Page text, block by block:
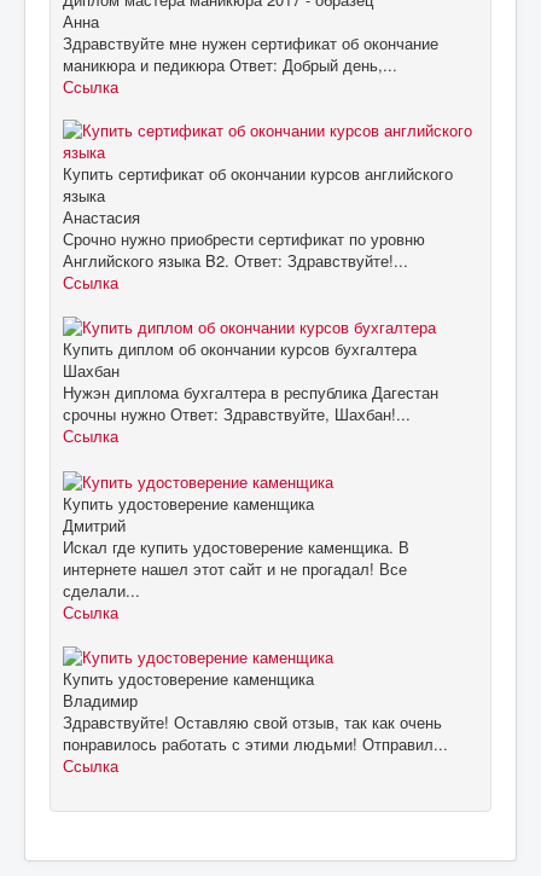
Анна
Здравствуйте мне нужен сертификат об окончание
маникюра и педикюра Ответ: Добрый день,...
Ссылка
Купить сертификат об окончании курсов английского
языка
Анастасия
Срочно нужно приобрести сертификат по уровню
Английского языка B2. Ответ: Здравствуйте!...
Ссылка
Купить диплом об окончании курсов бухгалтера
Шахбан
Нужэн диплома бухгалтера в республика Дагестан
срочны нужно Ответ: Здравствуйте, Шахбан!...
Ссылка
Купить удостоверение каменщика
Дмитрий
Искал где купить удостоверение каменщика. В
интернете нашел этот сайт и не прогадал! Все
сделали...
Ссылка
Купить удостоверение каменщика
Владимир
Здравствуйте! Оставляю свой отзыв, так как очень
понравилось работать с этими людьми! Отправил...
Ссылка